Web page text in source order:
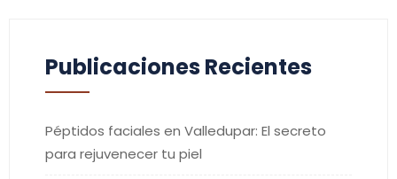
Publicaciones Recientes
Péptidos faciales en Valledupar: El secreto
para rejuvenecer tu piel